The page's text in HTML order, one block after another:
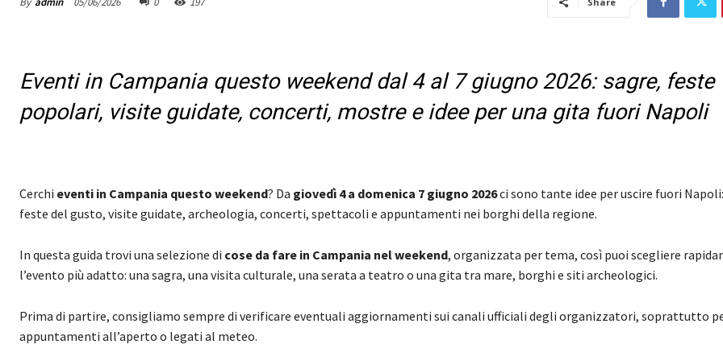
Eventi in Campania questo weekend dal 4 al 7 giugno 2026: sagre, feste
popolari, visite guidate, concerti, mostre e idee per una gita fuori Napoli
Cerchi eventi in Campania questo weekend? Da giovedì 4 a domenica 7 giugno 2026ci sono tante idee per uscire fuori
feste del gusto, visite guidate, archeologia, concerti, spettacoli e appuntamenti nei borghi della regione.
In questa guida trovi una selezione di cose da fare in Campania nel weekend, organizzata per tema, così puoi scegliere
l’evento più adatto: una sagra, una visita culturale, una serata a teatro o una gita tra mare, borghi e siti archeologici.
Prima di partire, consigliamo sempre di verificare eventuali aggiornamenti sui canali ufficiali degli organizzatori, soprattutto
appuntamenti all’aperto o legati al meteo.